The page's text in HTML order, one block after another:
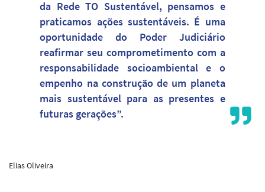
da Rede TO Sustentável, pensamos e
praticamos ações sustentáveis. É uma
oportunidade do Poder Judiciário
reafirmar seu comprometimento com a
responsabilidade socioambiental e o
empenho na construção de um planeta
mais sustentável para as presentes e
futuras gerações”.
Elias Oliveira